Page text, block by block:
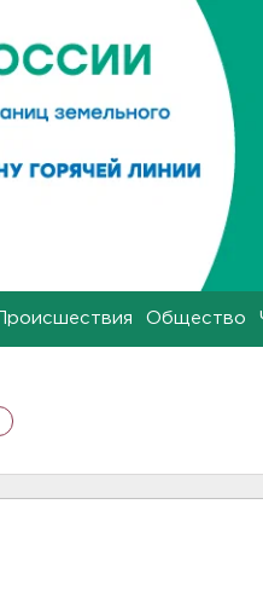
Происшествия Общество